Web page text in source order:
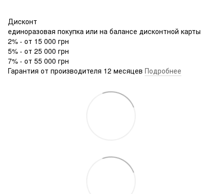
Дисконт
единоразовая покупка или на балансе дисконтной карты
2% - от 15 000 грн
5% - от 25 000 грн
7% - от 55 000 грн
Гарантия от производителя 12 месяцев Подробнее